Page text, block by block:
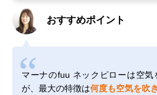
おすすめポイント
マーナのfuu ネックピローは空
が、最大の特徴は何度も空気を吹